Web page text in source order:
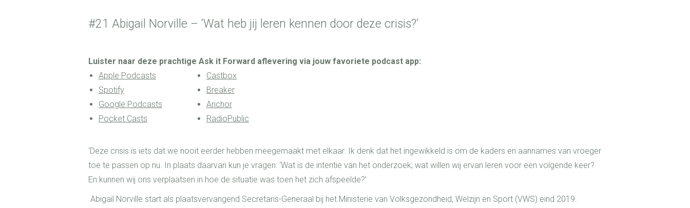
#21 Abigail Norville – ‘Wat heb jij leren kennen door deze crisis?’
Luister naar deze prachtige Ask it Forward aflevering via jouw favoriete podcast app:
Apple Podcasts
Spotify
Google Podcasts
Pocket Casts
Castbox
Breaker
Anchor
RadioPublic
‘Deze crisis is iets dat we nooit eerder hebben meegemaakt met elkaar. Ik denk dat het ingewikkeld is om de kaders en aannames van vroeger
toe te passen op nu. In plaats daarvan kun je vragen: ‘Wat is de intentie van het onderzoek; wat willen wij ervan leren voor een volgende keer?
En kunnen wij ons verplaatsen in hoe de situatie was toen het zich afspeelde?’
Abigail Norville start als plaatsvervangend Secretaris-Generaal bij het Ministerie van Volksgezondheid, Welzijn en Sport (VWS) eind 2019.